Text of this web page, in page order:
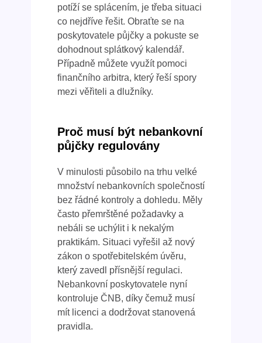
potíží se splácením, je třeba situaci
co nejdříve řešit. Obraťte se na
poskytovatele půjčky a pokuste se
dohodnout splátkový kalendář.
Případně můžete využít pomoci
finančního arbitra, který řeší spory
mezi věřiteli a dlužníky.
Proč musí být nebankovní
půjčky regulovány
V minulosti působilo na trhu velké
množství nebankovních společností
bez řádné kontroly a dohledu. Měly
často přemrštěné požadavky a
nebáli se uchýlit i k nekalým
praktikám. Situaci vyřešil až nový
zákon o spotřebitelském úvěru,
který zavedl přísnější regulaci.
Nebankovní poskytovatele nyní
kontroluje ČNB, díky čemuž musí
mít licenci a dodržovat stanovená
pravidla.